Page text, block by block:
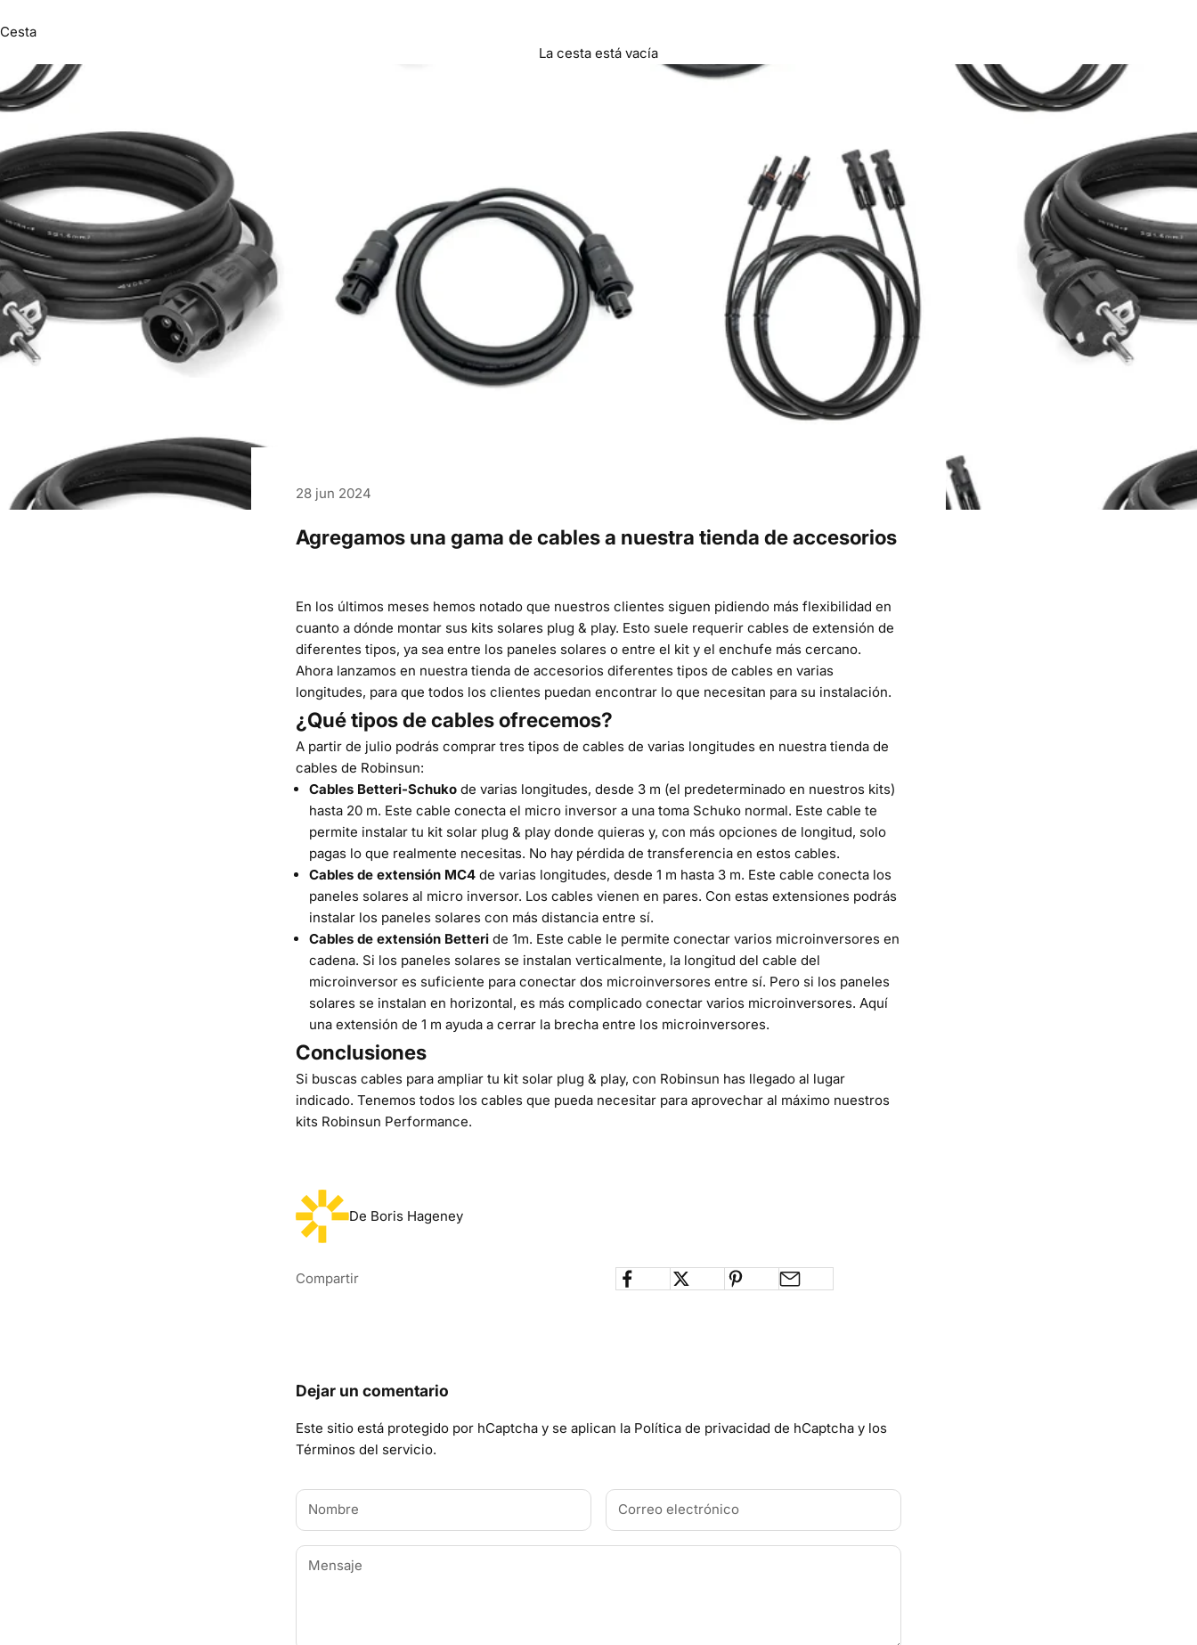
Cesta
La cesta está vacía
28 jun 2024
Agregamos una gama de cables a nuestra tienda de accesorios
En los últimos meses hemos notado que nuestros clientes siguen pidiendo más flexibilidad en
cuanto a dónde montar sus kits solares plug & play. Esto suele requerir cables de extensión de
diferentes tipos, ya sea entre los paneles solares o entre el kit y el enchufe más cercano.
Ahora lanzamos en nuestra tienda de accesorios diferentes tipos de cables en varias
longitudes, para que todos los clientes puedan encontrar lo que necesitan para su instalación.
¿Qué tipos de cables ofrecemos?
A partir de julio podrás comprar tres tipos de cables de varias longitudes en nuestra tienda de
cables de Robinsun:
Cables Betteri-Schuko de varias longitudes, desde 3 m (el predeterminado en nuestros kits)
hasta 20 m. Este cable conecta el micro inversor a una toma Schuko normal. Este cable te
permite instalar tu kit solar plug & play donde quieras y, con más opciones de longitud, solo
pagas lo que realmente necesitas. No hay pérdida de transferencia en estos cables.
Cables de extensión MC4 de varias longitudes, desde 1 m hasta 3 m. Este cable conecta los
paneles solares al micro inversor. Los cables vienen en pares. Con estas extensiones podrás
instalar los paneles solares con más distancia entre sí.
Cables de extensión Betteri de 1m. Este cable le permite conectar varios microinversores en
cadena. Si los paneles solares se instalan verticalmente, la longitud del cable del
microinversor es suficiente para conectar dos microinversores entre sí. Pero si los paneles
solares se instalan en horizontal, es más complicado conectar varios microinversores. Aquí
una extensión de 1 m ayuda a cerrar la brecha entre los microinversores.
Conclusiones
Si buscas cables para ampliar tu kit solar plug & play, con Robinsun has llegado al lugar
indicado. Tenemos todos los cables que pueda necesitar para aprovechar al máximo nuestros
kits Robinsun Performance.
De Boris Hageney
Compartir
Dejar un comentario
Este sitio está protegido por hCaptcha y se aplican la Política de privacidad de hCaptcha y los
Términos del servicio.